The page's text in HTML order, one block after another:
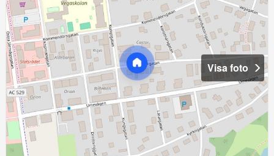
Visa foto